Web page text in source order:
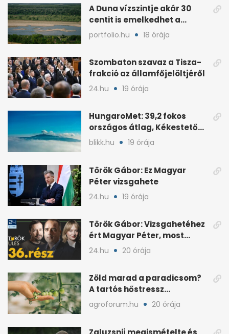
A Duna vízszintje akár 30
centit is emelkedhet a
nyugati esők után
portfolio.hu 18 órája
Szombaton szavaz a Tisza-
frakció az államfőjelöltjéről
24.hu 19 órája
HungaroMet: 39,2 fokos
országos átlag, Kékestetőn
hajszál híján rekord
blikk.hu 19 órája
Török Gábor: Ez Magyar
Péter vizsgahete
24.hu 19 órája
Török Gábor: Vizsgahetéhez
ért Magyar Péter, most
minden róla szól
24.hu 20 órája
Zöld marad a paradicsom?
A tartós hőstressz
késleltetheti az érést
agroforum.hu 20 órája